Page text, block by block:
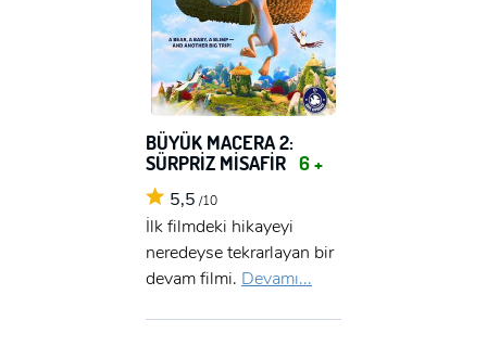
BÜYÜK MACERA 2:
SÜRPRİZ MİSAFİR 6 +
5,5 /10
İlk filmdeki hikayeyi
neredeyse tekrarlayan bir
devam filmi. Devamı...